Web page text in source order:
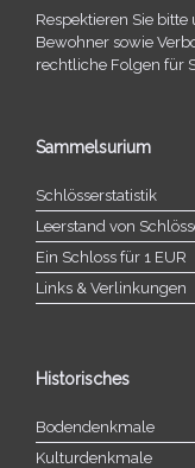
Respektieren Sie
Bewohner sowie
recht­li­che Folgen für
Sammelsurium
Schlösserstatistik
Leerstand von
Ein Schloss für 1 EUR
Links & Verlinkungen
Historisches
Bodendenkmale
Kulturdenkmale